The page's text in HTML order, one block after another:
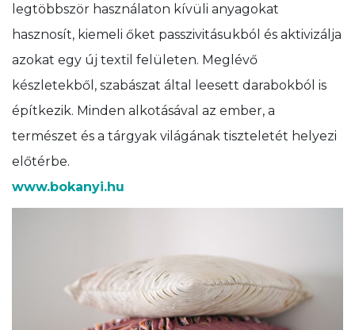
legtöbbször használaton kívüli anyagokat
hasznosít, kiemeli őket passzivitásukból és aktivizálja
azokat egy új textil felületen. Meglévő
készletekből, szabászat által leesett darabokból is
építkezik. Minden alkotásával az ember, a
természet és a tárgyak világának tiszteletét helyezi
előtérbe.
www.bokanyi.hu